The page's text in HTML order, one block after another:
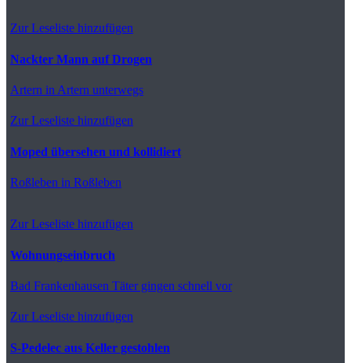
Zur Leseliste hinzufügen
Nackter Mann auf Drogen
Artern in Artern unterwegs
Zur Leseliste hinzufügen
Moped übersehen und kollidiert
Roßleben in Roßleben
Zur Leseliste hinzufügen
Wohnungseinbruch
Bad Frankenhausen Täter gingen schnell vor
Zur Leseliste hinzufügen
S-Pedelec aus Keller gestohlen